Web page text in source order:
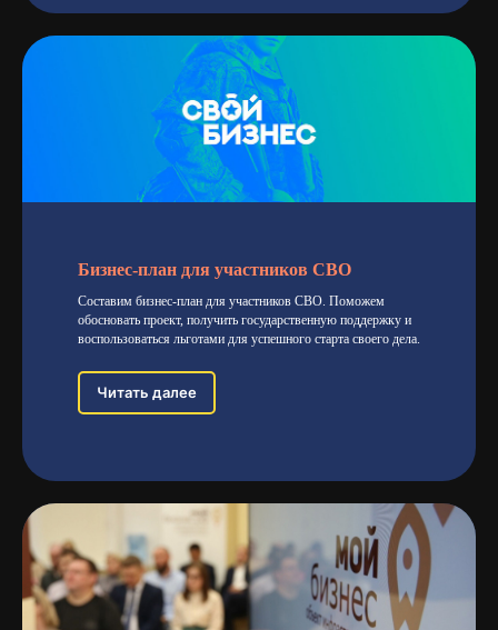
Бизнес-план для участников СВО
Составим бизнес-план для участников СВО. Поможем
обосновать проект, получить государственную поддержку и
воспользоваться льготами для успешного старта своего дела.
Читать далее
СВЯЗЬ С НАМИ
ЗАПОЛНИТЕ ФОРМУ
НИЖЕ, И МЫ СВЯЖЕМСЯ
ВАШЕМУ ВОПРОСУ
+7
ОСТАВИТЬ ЗАЯВКУ